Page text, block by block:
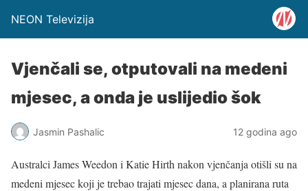
NEON Televizija
Vjenčali se, otputovali na medeni
mjesec, a onda je uslijedio šok
Jasmin Pashalic 12 godina ago
Australci James Weedon i Katie Hirth nakon vjenčanja otišli su na
medeni mjesec koji je trebao trajati mjesec dana, a planirana ruta